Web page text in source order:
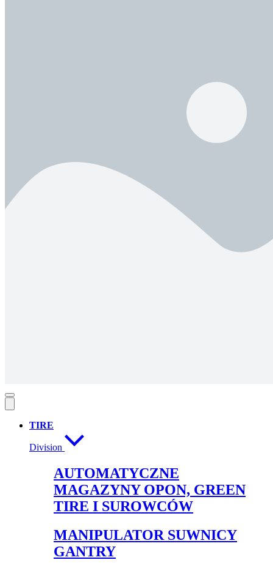
TIRE
Division
AUTOMATYCZNE
MAGAZYNY OPON, GREEN
TIRE I SUROWCÓW
MANIPULATOR SUWNICY
GANTRY